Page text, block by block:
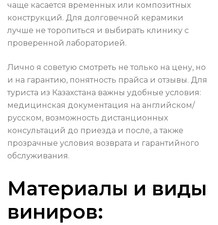
чаще касается временных или композитных
конструкций. Для долговечной керамики
лучше не торопиться и выбирать клинику с
проверенной лабораторией.
Лично я советую смотреть не только на цену, но
и на гарантию, понятность прайса и отзывы. Для
туриста из Казахстана важны удобные условия:
медицинская документация на английском/
русском, возможность дистанционных
консультаций до приезда и после, а также
прозрачные условия возврата и гарантийного
обслуживания.
Материалы и виды
виниров: